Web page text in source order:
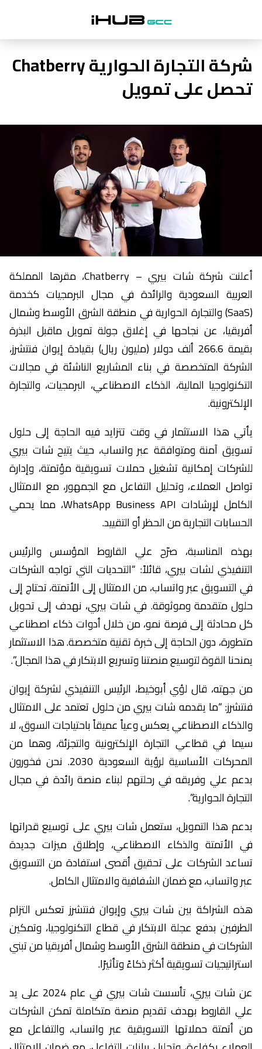
شركة التجارة الحوارية Chatberry
تحصل على تمويل
أعلنت شركة شات بيري – Chatberry، مقرها المملكة
العربية السعودية والرائدة في مجال البرمجيات كخدمة
(SaaS) والتجارة الحوارية في منطقة الشرق الأوسط وشمال
أفريقيا، عن نجاحها في إغلاق جولة تمويل ماقبل البذرة
بقيمة 266.6 ألف دولار (مليون ريال) بقيادة إيوان فنتشرز،
الشركة المتخصصة في بناء المشاريع الناشئة في مجالات
التكنولوجيا المالية، الذكاء الاصطناعي، البرمجيات، والتجارة
الإلكترونية.
يأتي هذا الاستثمار في وقت تتزايد فيه الحاجة إلى حلول
تسويق آمنة ومتوافقة عبر واتساب، حيث يتيح شات بيري
للشركات إمكانية تشغيل حملات تسويقية مؤتمتة، وإدارة
تواصل العملاء، وتحليل التفاعل مع الجمهور، مع الامتثال
الكامل لإرشادات WhatsApp Business API، مما يحمي
الحسابات التجارية من الحظر أو التقييد.
بهذه المناسبة، صرّح علي القاروط المؤسس والرئيس
التنفيذي لشات بيري، قائلاً: “التحديات التي تواجه الشركات
في التسويق عبر واتساب، من الامتثال إلى الأتمتة، تحتاج إلى
حلول متقدمة وموثوقة. في شات بيري، نهدف إلى تحويل
كل محادثة إلى فرصة نمو، من خلال أدوات ذكاء اصطناعي
متطورة، دون الحاجة إلى خبرة تقنية متخصصة. هذا الاستثمار
يمنحنا القوة لتوسيع منصتنا وتسريع الابتكار في هذا المجال”.
من جهته، قال لؤي أبوخيط، الرئيس التنفيذي لشركة إيوان
فنتشرز: “ما يقدمه شات بيري من حلول تعتمد على الامتثال
والذكاء الاصطناعي يعكس وعياً عميقاً باحتياجات السوق، لا
سيما في قطاعي التجارة الإلكترونية والتجزئة، وهما من
المحركات الأساسية لرؤية السعودية 2030. نحن فخورون
بدعم علي وفريقه في رحلتهم لبناء منصة رائدة في مجال
التجارة الحوارية”.
بدعم هذا التمويل، ستعمل شات بيري على توسيع قدراتها
في الأتمتة والذكاء الاصطناعي، وإطلاق ميزات جديدة
تساعد الشركات على تحقيق أقصى استفادة من التسويق
عبر واتساب، مع ضمان الشفافية والامتثال الكامل.
هذه الشراكة بين شات بيري وإيوان فنتشرز تعكس التزام
الطرفين بدفع عجلة الابتكار في قطاع التكنولوجيا، وتمكين
الشركات في منطقة الشرق الأوسط وشمال أفريقيا من تبني
استراتيجيات تسويقية أكثر ذكاءً وتأثيرًا.
عن شات بيري، تأسست شات بيري في عام 2024 على يد
علي القاروط بهدف تقديم منصة متكاملة تمكن الشركات
من أتمتة حملاتها التسويقية عبر واتساب، والتفاعل مع